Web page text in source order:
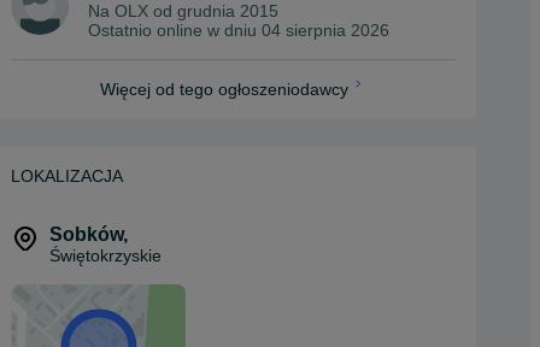
Na OLX od grudnia 2015
Ostatnio online w dniu 04 sierpnia 2026
Więcej od tego ogłoszeniodawcy
LOKALIZACJA
Sobków,
Świętokrzyskie